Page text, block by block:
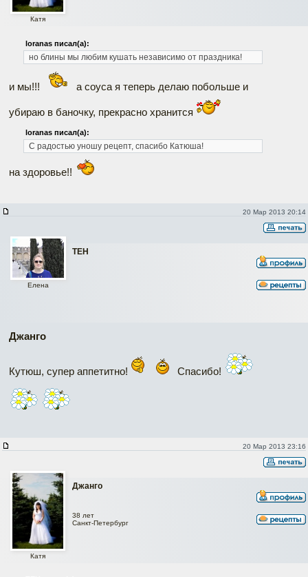
Катя
loranas писал(а):
но блины мы любим кушать независимо от праздника!
и мы!!! а соуса я теперь делаю побольше и
убираю в баночку, прекрасно хранится
loranas писал(а):
С радостью уношу рецепт, спасибо Катюша!
на здоровье!!
20 Мар 2013 20:14
ТЕН
Елена
Джанго
Кутюш, супер аппетитно! Спасибо!
20 Мар 2013 23:16
Джанго
Катя
38 лет
Санкт-Петербург